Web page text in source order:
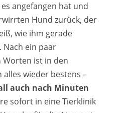
angefangen hat und
Hund zurück, der
wie ihm gerade
Nach ein paar
ist in den
alles wieder bestens –
auch nach Minuten
sofort in eine Tierklinik